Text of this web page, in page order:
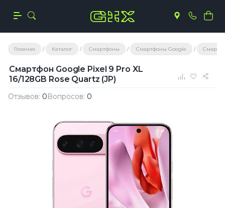
Главная Каталог Смартфоны Смартфоны Google
Смартфон Google Pixel 9 Pro XL
16/128GB Rose Quartz (JP)
Отзывов: 0Вопросов: 0